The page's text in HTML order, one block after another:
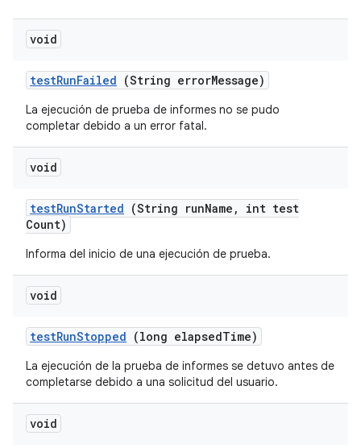
void
testRunFailed (String errorMessage)
La ejecución de prueba de informes no se pudo
completar debido a un error fatal.
void
testRunStarted (String runName ,
int test
Count)
Informa del inicio de una ejecución de prueba.
void
testRunStopped (long elapsedTime)
La ejecución de la prueba de informes se detuvo antes de
completarse debido a una solicitud del usuario.
void